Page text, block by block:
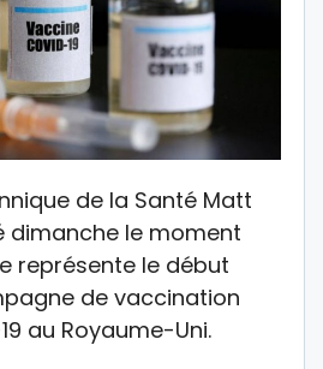
de la Santé Matt
dimanche le moment
représente le début
de vaccination
au Royaume-Uni.